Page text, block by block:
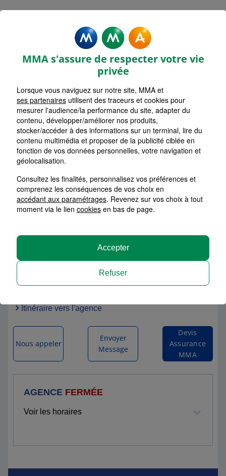
STRASBOURG MASSENA
Accueil Assurance Hauts-de-France Assurance Nord (59)
SARL A2PA ASSURANCES
3 PLACE DE STRASBOURG
Itinéraire vers l'agence
AGENCE FERMÉE
Voir les horaires
Nous appeler
Envoyer
Message
Devis
Assurance
MMA
MMA s'assure de respecter votre vie
privée
Lorsque vous naviguez sur notre site, MMA et
ses partenaires utilisent des traceurs et cookies pour
mesurer l'audience/la performance du site, adapter du
contenu, développer/améliorer nos produits,
stocker/accéder à des informations sur un terminal, lire du
contenu multimédia et proposer de la publicité ciblée en
fonction de vos données personnelles, votre navigation et
géolocalisation.
Consultez les finalités, personnalisez vos préférences et
comprenez les conséquences de vos choix en
accédant aux paramétrages. Revenez sur vos choix à tout
moment via le lien cookies en bas de page.
Refuser
Accepter